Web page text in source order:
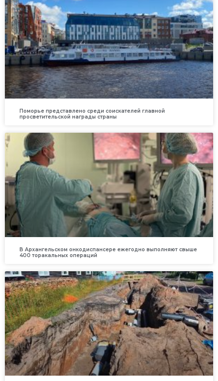
Поморье представлено среди соискателей главной
просветительской награды страны
В Архангельском онкодиспансере ежегодно выполняют свыше
400 торакальных операций